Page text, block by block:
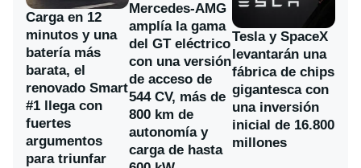
Carga en 12
minutos y una
batería más
barata, el
renovado Smart
#1 llega con
fuertes
argumentos
para triunfar
Mercedes-AMG
amplía la gama
del GT eléctrico
con una versión
de acceso de
544 CV, más de
800 km de
autonomía y
carga de hasta
Tesla y SpaceX
levantarán una
fábrica de chips
gigantesca con
una inversión
inicial de 16.800
millones